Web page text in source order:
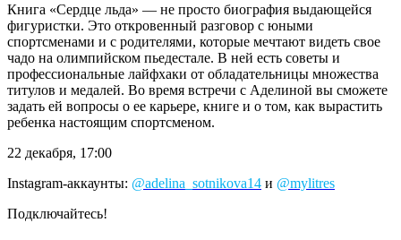
Книга «Сердце льда» — не просто биография выдающейся
фигуристки. Это откровенный разговор с юными
спортсменами и с родителями, которые мечтают видеть свое
чадо на олимпийском пьедестале. В ней есть советы и
профессиональные лайфхаки от обладательницы множества
титулов и медалей. Во время встречи с Аделиной вы сможете
задать ей вопросы о ее карьере, книге и о том, как вырастить
ребенка настоящим спортсменом.
22 декабря, 17:00
Instagram-аккаунты: @adelina_sotnikova14 и @mylitres
Подключайтесь!